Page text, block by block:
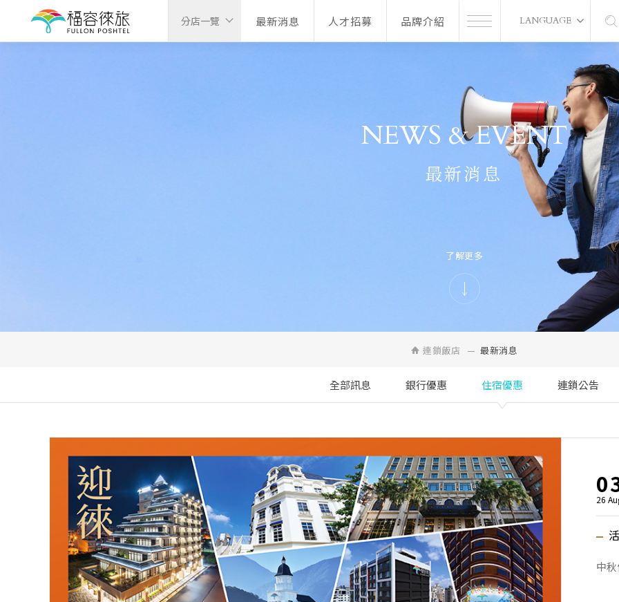
分店一覽 最新消息 人才招募 品牌介紹 LANGUAGE
NEWS & EVENT
最新消息
了解更多
連鎖飯店 最新消息
全部訊息 銀行優惠 住宿優惠 連鎖公告
26
中